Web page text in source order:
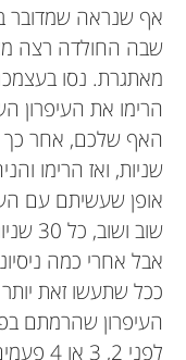
אף שנראה שמדובר
שבה החולדה רצה
מאתגרת. נסו
הרימו את העיפרון
שניות, ואז הרימו
אופן שעשיתם עם
שוב
אבל אחרי כמה
ככל שתעשו זאת
העיפרון שהרמתם
לפני 2,